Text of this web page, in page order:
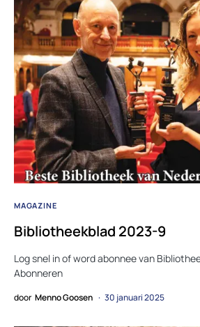
MAGAZINE
Bibliotheekblad 2023-9
Log snel in of word abonnee van
Abonneren
door Menno Goosen 30 januari 2025